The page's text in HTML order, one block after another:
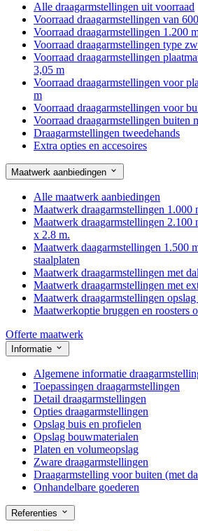
Alle draagarmstellingen uit voorraad
Voorraad draagarmstellingen van
Voorraad draagarmstellingen 1.200
Voorraad draagarmstellingen type
Voorraad draagarmstellingen
3,05 m
Voorraad draagarmstellingen voor
m
Voorraad draagarmstellingen voor
Voorraad draagarmstellingen buiten
Draagarmstellingen tweedehands
Extra opties en accesoires
Maatwerk aanbiedingen
Alle maatwerk aanbiedingen
Maatwerk draagarmstellingen 1.000
Maatwerk draagarmstellingen 2.100
x 2.8 m.
Maatwerk daagarmstellingen 1.500
staalplaten
Maatwerk draagarmstellingen met
Maatwerk draagarmstellingen met
Maatwerk draagarmstellingen
Maatwerkoptie bruggen en roosters
Offerte maatwerk
Informatie
Algemene informatie
Toepassingen draagarmstellingen
Detail draagarmstellingen
Opties draagarmstellingen
Opslag buis en profielen
Opslag bouwmaterialen
Platen en volumeopslag
Zware draagarmstellingen
Draagarmstelling voor buiten (met
Onhandelbare goederen
Referenties